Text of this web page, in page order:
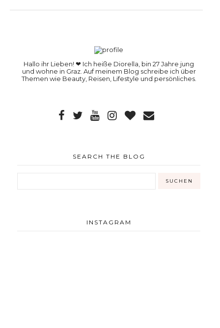
Hallo ihr Lieben! ❤ Ich heiße Diorella, bin 27 Jahre jung
und wohne in Graz. Auf meinem Blog schreibe ich über
Themen wie Beauty, Reisen, Lifestyle und persönliches.
SEARCH THE BLOG
INSTAGRAM